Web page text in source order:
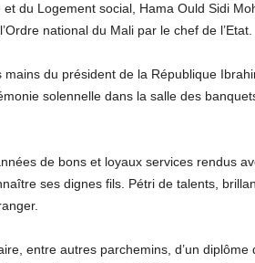
et du Logement social, Hama Ould Sidi
national du Mali par le chef de l’Etat.
du président de la République
solennelle dans la salle des
de bons et loyaux services rendus
ses dignes fils. Pétri de talents,
entre autres parchemins, d’un diplôme